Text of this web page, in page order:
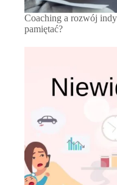
Coaching a rozwój
pamiętać?